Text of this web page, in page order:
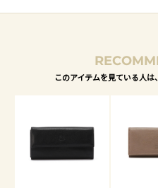
このアイテムを見ている人